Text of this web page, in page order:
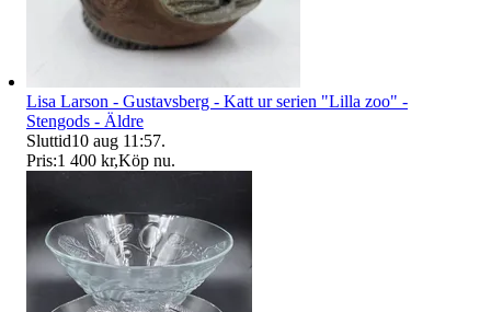
Lisa Larson - Gustavsberg - Katt ur serien "Lilla zoo" -
Stengods - Äldre
Sluttid10 aug 11:57.
Pris:1 400 kr,Köp nu.